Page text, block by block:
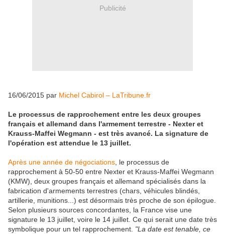
Publicité
16/06/2015 par Michel Cabirol – LaTribune.fr
Le processus de rapprochement entre les deux groupes
français et allemand dans l'armement terrestre - Nexter et
Krauss-Maffei Wegmann - est très avancé. La signature de
l'opération est attendue le 13 juillet.
Après une année de négociations , le processus de
rapprochement à 50-50 entre Nexter et Krauss-Maffei Wegmann
(KMW), deux groupes français et allemand spécialisés dans la
fabrication d'armements terrestres (chars, véhicules blindés,
artillerie, munitions...) est désormais très proche de son épilogue.
Selon plusieurs sources concordantes, la France vise une
signature le 13 juillet, voire le 14 juillet. Ce qui serait une date très
symbolique pour un tel rapprochement. "La date est tenable, ce